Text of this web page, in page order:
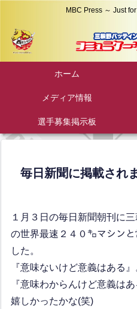
MBC Press ～ Just
ホーム
メディア情報
選手募集掲示板
毎日新聞に掲載され
１月３日の毎日新聞朝刊に
の世界最速２４０㌔マシン
した。
『意味ないけど意義はある』
『意味わからんけど意義は
嬉しかったかな(笑)